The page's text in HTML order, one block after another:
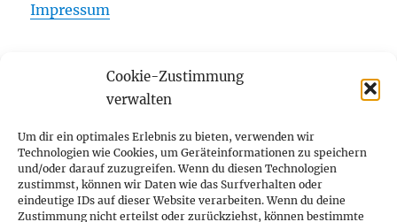
Cookie-Zustimmung
verwalten
Um dir ein optimales Erlebnis zu bieten, verwenden wir
Technologien wie Cookies, um Geräteinformationen zu speichern
und/oder darauf zuzugreifen. Wenn du diesen Technologien
zustimmst, können wir Daten wie das Surfverhalten oder
eindeutige IDs auf dieser Website verarbeiten. Wenn du deine
Zustimmung nicht erteilst oder zurückziehst, können bestimmte
Impressum
Über mich
öffnen
Publikationen